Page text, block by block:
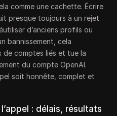
comme une cachette. Écrire
presque toujours à un rejet.
d’anciens profils ou
bannissement, cela
de comptes liés et tue la
du compte OpenAI.
soit honnête, complet et
: délais, résultats